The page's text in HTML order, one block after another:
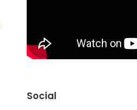
Social